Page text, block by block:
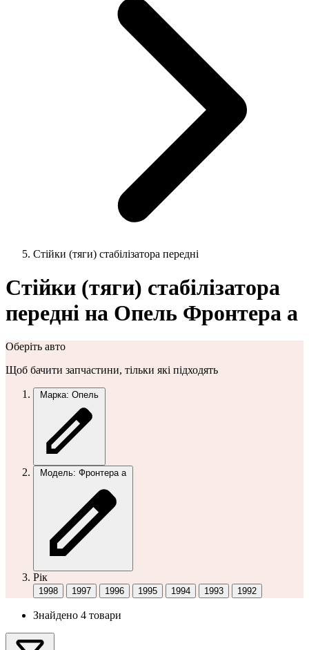
Стійки (тяги) стабілізатора передні
Стійки (тяги) стабілізатора
передні на Опель Фронтера а
Оберіть авто
Щоб бачити запчастини, тільки які підходять
Марка: Опель
Модель: Фронтера а
Рік
1998 1997 1996 1995 1994 1993 1992
Знайдено 4 товари